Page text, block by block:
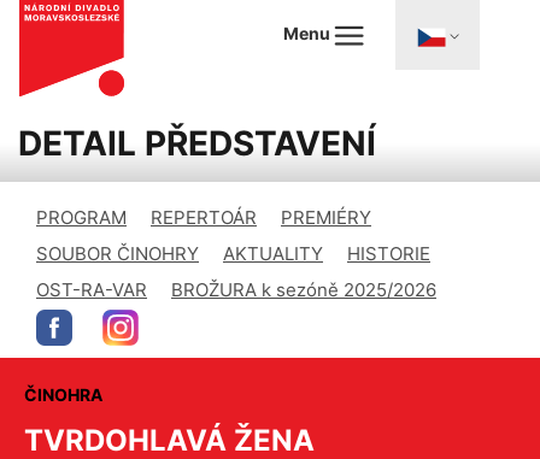
Menu
DETAIL PŘEDSTAVENÍ
PROGRAM REPERTOÁR
PREMIÉRY
SOUBOR ČINOHRY
AKTUALITY
HISTORIE
OST-RA-VAR
BROŽURA k sezóně 2025/2026
ČINOHRA
TVRDOHLAVÁ ŽENA